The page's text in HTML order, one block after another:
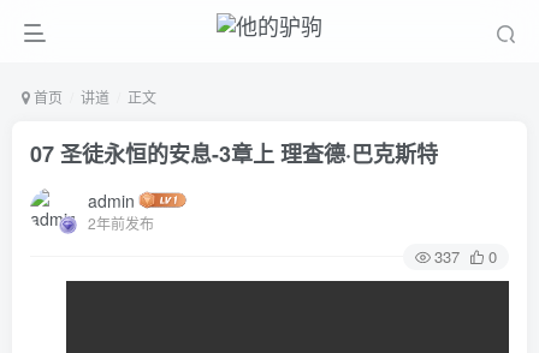
首页 讲道 正文
07 圣徒永恒的安息-3章上 理查德·巴克斯特
admin
2年前发布
337 0